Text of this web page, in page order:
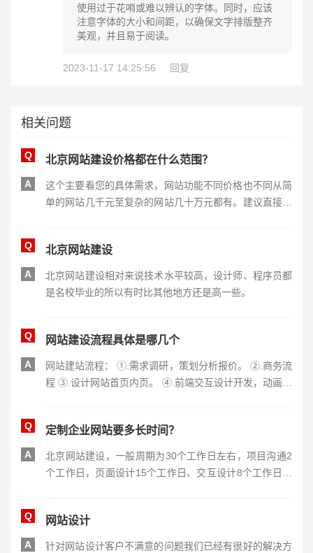
使用过于花哨或难以辨认的字体。同时，应该
注意字体的大小和间距，以确保文字排版整齐
美观，并且易于阅读。
2023-11-17 14:25:56 回复
相关问题
Q 北京网站建设价格都在什么范围？
A
这个主要看您的具体需求，网站功能不同价格也不同从简
单的网站几千元至复杂的网站几十万元都有。建议直接拨
Q 北京网站建设
A
北京网站建设相对来说技术水平较高，设计师、程序员都
是名校毕业的所以有时比其他地方还是高一些。
Q 网站建设流程具体是哪几个
A
网站建站流程： ①.需求调研，策划分析报价。 ②.商务流
程 ③.设计网站首页内页。 ④.前端交互设计开发，动画创
Q
定制企业网站要多长时间？
A
北京网站建设，一般周期为30个工作日左右，项目沟通2
个工作日，页面设计15个工作日、交互设计8个工作日、
右，具体的要看网站复杂程度。
Q 网站设计
A
针对网站设计客户不满意的问题我们已经有很好的解决方